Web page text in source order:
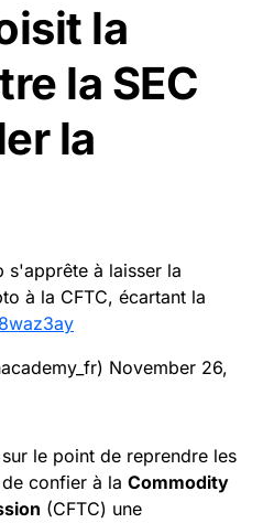
la
la SEC
la
s'apprête à laisser la
à la CFTC, écartant la
November 26,
le point de reprendre les
confier à la Commodity
(CFTC) une